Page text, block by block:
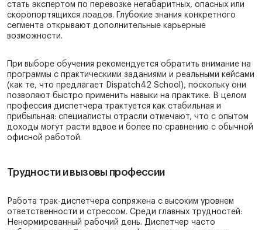
стать экспертом по перевозке негабаритных, опасных или
скоропортящихся лоадов. Глубокие знания конкретного
сегмента открывают дополнительные карьерные
возможности.
При выборе обучения рекомендуется обратить внимание на
программы с практическими заданиями и реальными кейсами
(как те, что предлагает Dispatch42 School), поскольку они
позволяют быстро применить навыки на практике. В целом
профессия диспетчера трактуется как стабильная и
прибыльная: специалисты отрасли отмечают, что с опытом
доходы могут расти вдвое и более по сравнению с обычной
офисной работой.
Трудности и вызовы профессии
Работа трак-диспетчера сопряжена с высоким уровнем
ответственности и стрессом. Среди главных трудностей:
Ненормированный рабочий день. Диспетчер часто